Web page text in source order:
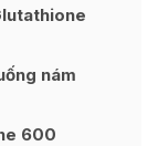
nám
600